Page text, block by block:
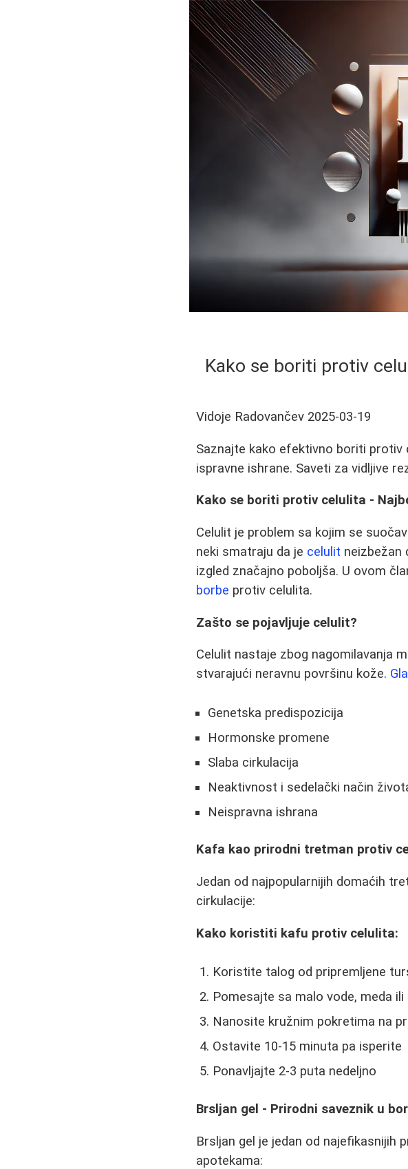
Kako se boriti protiv
Vidoje Radovančev 2025-03-19
Saznajte kako efektivno boriti
ispravne ishrane. Saveti za vidljive
Kako se boriti protiv celulita -
Celulit je problem sa kojim se
neki smatraju da je celulit neizbežan
izgled značajno poboljša. U ovom
borbe protiv celulita.
Zašto se pojavljuje celulit?
Celulit nastaje zbog nagomilavanja
stvarajući neravnu površinu kože.
Genetska predispozicija
Hormonske promene
Slaba cirkulacija
Neaktivnost i sedelački način
Neispravna ishrana
Kafa kao prirodni tretman protiv
Jedan od najpopularnijih domaćih
cirkulacije:
Kako koristiti kafu protiv celulita:
Koristite talog od pripremljene
Pomesajte sa malo vode, meda
Nanosite kružnim pokretima na
Ostavite 10-15 minuta pa isperite
Ponavljajte 2-3 puta nedeljno
Brsljan gel - Prirodni saveznik u
Brsljan gel je jedan od najefikasnijih
apotekama: